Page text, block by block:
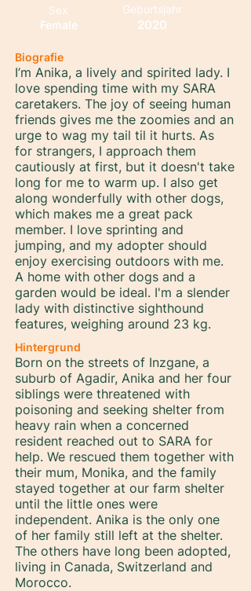
Sex
Female
Geburtsjahr
2020
Biografie
I’m Anika, a lively and spirited lady. I
love spending time with my SARA
caretakers. The joy of seeing human
friends gives me the zoomies and an
urge to wag my tail til it hurts. As
for strangers, I approach them
cautiously at first, but it doesn't take
long for me to warm up. I also get
along wonderfully with other dogs,
which makes me a great pack
member. I love sprinting and
jumping, and my adopter should
enjoy exercising outdoors with me.
A home with other dogs and a
garden would be ideal. I'm a slender
lady with distinctive sighthound
features, weighing around 23 kg.
Hintergrund
Born on the streets of Inzgane, a
suburb of Agadir, Anika and her four
siblings were threatened with
poisoning and seeking shelter from
heavy rain when a concerned
resident reached out to SARA for
help. We rescued them together with
their mum, Monika, and the family
stayed together at our farm shelter
until the little ones were
independent. Anika is the only one
of her family still left at the shelter.
The others have long been adopted,
living in Canada, Switzerland and
Morocco.